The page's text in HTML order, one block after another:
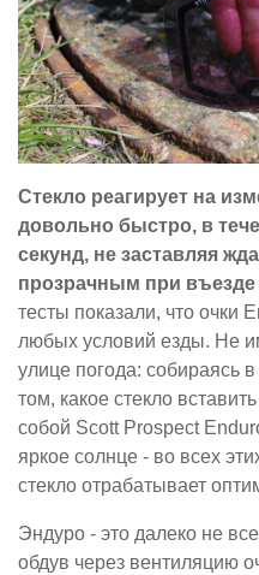
Стекло реагирует на
довольно быстро, в
секунд, не заставляя
прозрачным при въезде
тесты показали, что очки
любых условий езды. Не
улице погода: собираясь
том, какое стекло
собой Scott Prospect
яркое солнце - во всех
стекло отрабатывает
Эндуро - это далеко не
обдув через вентиляцию